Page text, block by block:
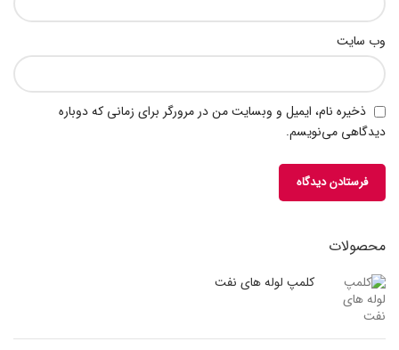
وب‌ سایت
ذخیره نام، ایمیل و وبسایت من در مرورگر برای زمانی که دوباره
دیدگاهی می‌نویسم.
محصولات
کلمپ لوله های نفت